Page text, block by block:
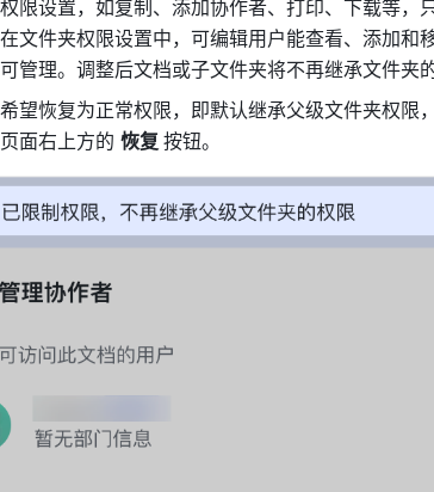
限设置，如复制、添加协作者、打印、下载等，
文件夹权限设置中，可编辑用户能查看、添加和
管理。调整后文档或子文件夹将不再继承文件夹
望恢复为正常权限，即默认继承父级文件夹权限
面右上方的 恢复 按钮。